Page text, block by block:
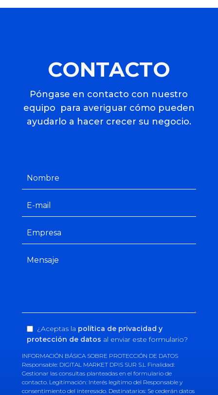
CONTACTO
Póngase en contacto con nuestro
equipo para averiguar cómo pueden
ayudarlo a hacer crecer su negocio.
¿Aceptas la política de privacidad y
protección de datos al enviar este formulario?
INFORMACIÓN BÁSICA SOBRE PROTECCIÓN DE DATOS
Responsable: DIGITAL MARKET DPIS SUR S.L Finalidad:
Gestionar las consultas planteadas en el formulario de
contacto. Legitimación: Interés legítimo del Responsable y
consentimiento del interesado. Destinatarios: Se cederán datos